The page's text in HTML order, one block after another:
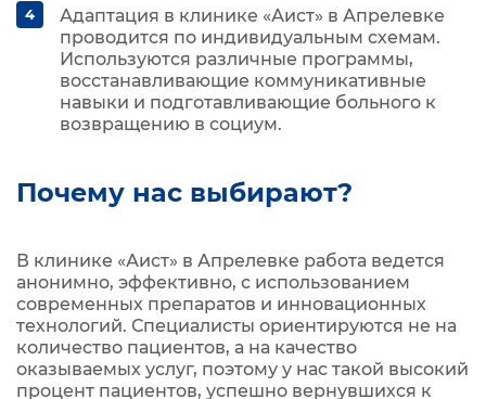
Адаптация в клинике «Аист» в Апрелевке
проводится по индивидуальным схемам.
Используются различные программы,
восстанавливающие коммуникативные
навыки и подготавливающие больного к
возвращению в социум.
Почему нас выбирают?
В клинике «Аист» в Апрелевке работа ведется
анонимно, эффективно, с использованием
современных препаратов и инновационных
технологий. Специалисты ориентируются не на
количество пациентов, а на качество
оказываемых услуг, поэтому у нас такой высокий
процент пациентов, успешно вернувшихся к